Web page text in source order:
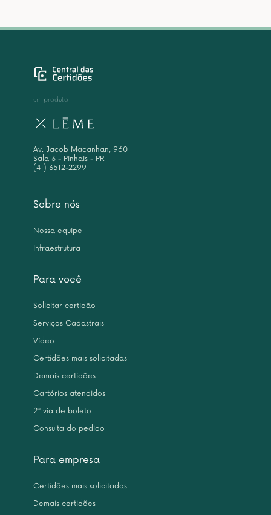
Sobre nós
Nossa equipe
Infraestrutura
Para você
Solicitar certidão
Serviços Cadastrais
Vídeo
Certidões mais solicitadas
Demais certidões
Cartórios atendidos
2ª via de boleto
Consulta do pedido
Para empresa
Certidões mais solicitadas
Demais certidões
um produto
Av. Jacob Macanhan, 960
Sala 3 - Pinhais - PR
(41) 3512-2299